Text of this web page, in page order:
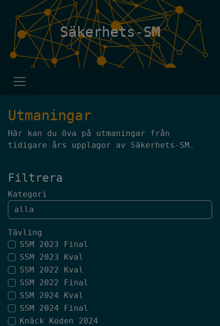
Säkerhets-SM
Utmaningar
Här kan du öva på utmaningar från
tidigare års upplagor av Säkerhets-SM.
Filtrera
Kategori
Tävling
SSM 2023 Final
SSM 2023 Kval
SSM 2022 Kval
SSM 2022 Final
SSM 2024 Kval
SSM 2024 Final
Knäck Koden 2024